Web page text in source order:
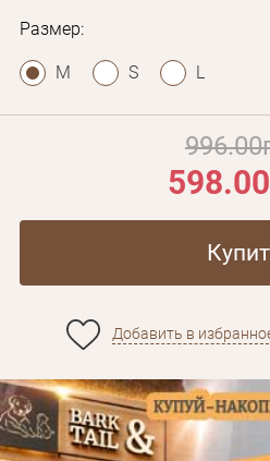
Размер:
M S L
Добавить в